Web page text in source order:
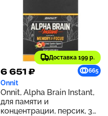
Доставка 199 р.
6 651 ₽ 665
Onnit
Onnit, Alpha Brain Instant,
для памяти и
концентрации, персик, 30